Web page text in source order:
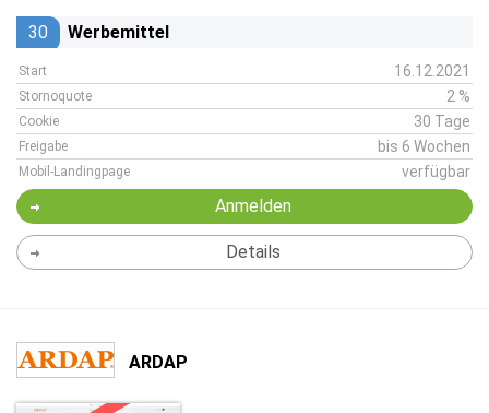
30 Werbemittel
Start 16.12.2021
Stornoquote 2 %
Cookie 30 Tage
Freigabe bis 6 Wochen
Mobil-Landingpage verfügbar
Anmelden
Details
ARDAP